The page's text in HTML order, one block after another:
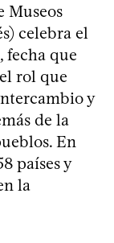
Museos
celebra el
fecha que
rol que
y
de la
En
países y
la